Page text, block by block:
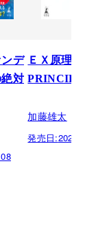
デ
対
ＥＸ原理
PRINCIPLE
加藤雄太
発売日: